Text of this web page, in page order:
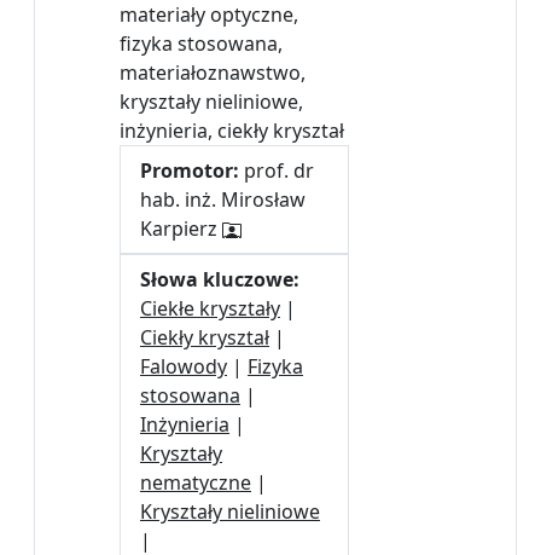
materiały optyczne,
fizyka stosowana,
materiałoznawstwo,
kryształy nieliniowe,
inżynieria, ciekły kryształ
Promotor: prof. dr
hab. inż. Mirosław
Karpierz
Słowa kluczowe:
Ciekłe kryształy |
Ciekły kryształ |
Falowody | Fizyka
stosowana |
Inżynieria |
Kryształy
nematyczne |
Kryształy nieliniowe
|